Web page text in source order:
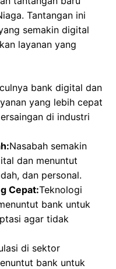
Tantangan ini
semakin digital
layanan yang
bank digital dan
yang lebih cepat
di industri
Nasabah semakin
dan menuntut
dan personal.
Cepat:Teknologi
bank untuk
agar tidak
di sektor
bank untuk